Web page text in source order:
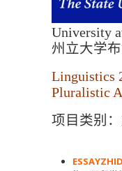
University
州立大学
Linguistics
Pluralistic
项目类别